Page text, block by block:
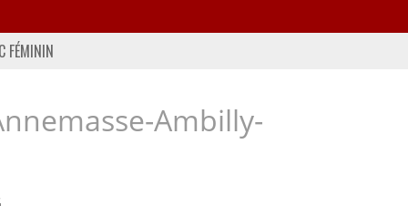
FÉMININ
Ambilly-